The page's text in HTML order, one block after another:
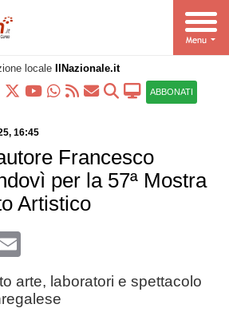
locale IlNazionale.it
ABBONATI
, 16:45
Francesco
per la 57ª Mostra
Artistico
Email
arte, laboratori e spettacolo